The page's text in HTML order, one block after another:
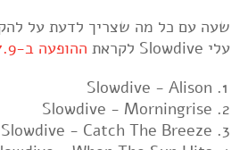
שעה עם כל מה שצריך לדעת על
עלי Slowdive לקראת
ההופעה ב-7.9 בבארבי
Slowdive - Alison
Slowdive - Morningrise
Slowdive - Catch The Breeze